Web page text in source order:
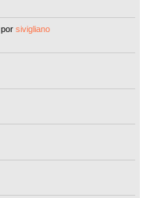
porsivigliano